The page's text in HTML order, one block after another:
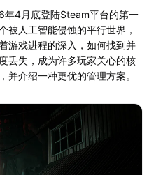
年4月底登陆Steam平台的第一
被人工智能侵蚀的平行世界，
游戏进程的深入，如何找到并
丢失，成为许多玩家关心的核
并介绍一种更优的管理方案。